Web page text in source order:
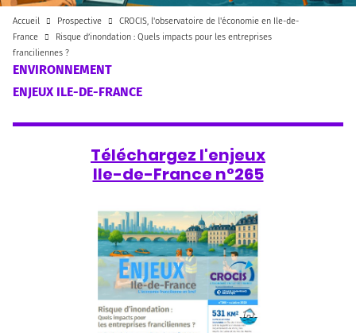
Accueil Prospective
CROCIS, l'observatoire de l'économie en Ile-de-
France
Risque d’inondation : Quels impacts pour les entreprises
franciliennes ?
ENVIRONNEMENT
ENJEUX ILE-DE-FRANCE
Téléchargez l'enjeux
Ile-de-France n°265